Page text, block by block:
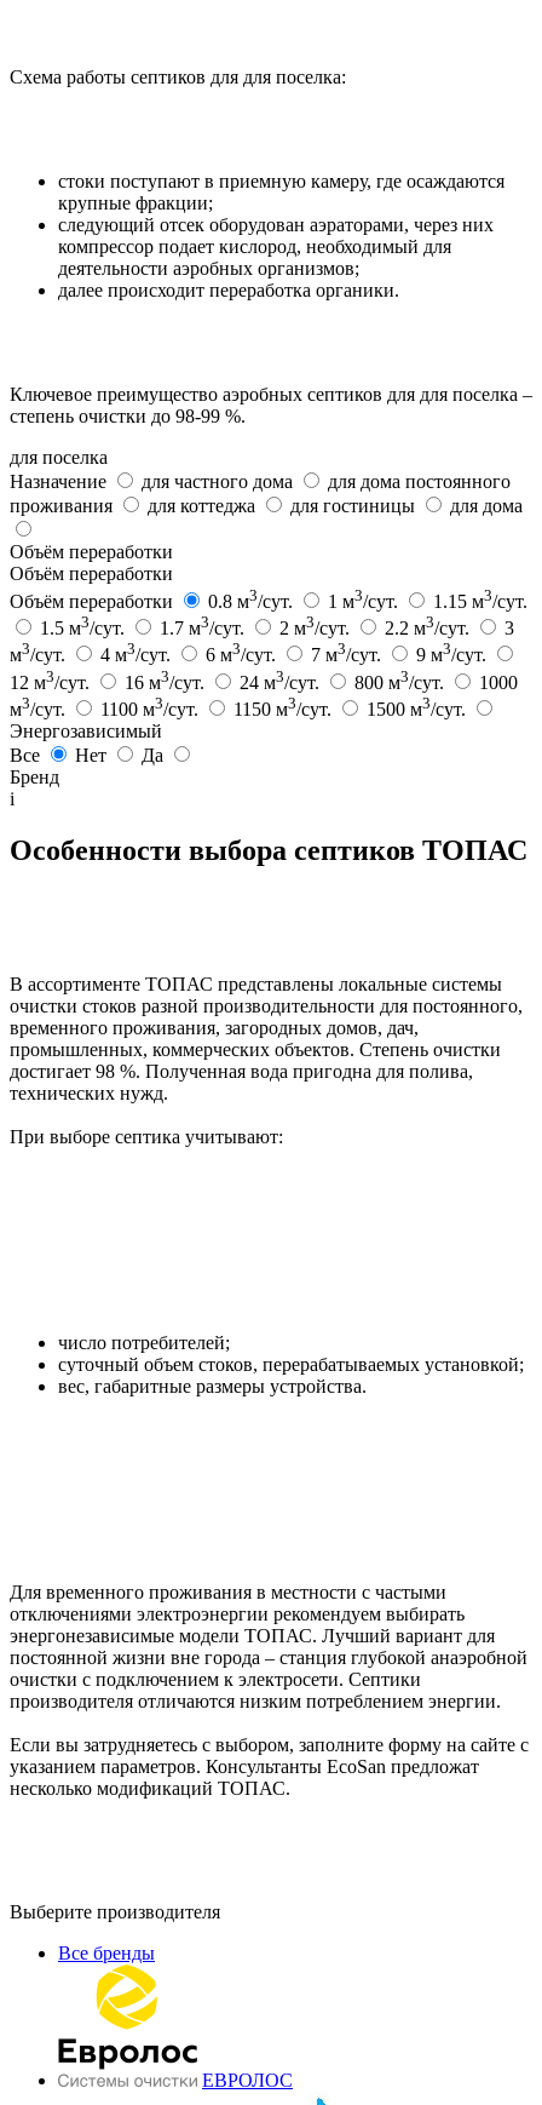
Схема работы септиков для для поселка:
стоки поступают в приемную камеру, где осаждаются
крупные фракции;
следующий отсек оборудован аэраторами, через них
компрессор подает кислород, необходимый для
деятельности аэробных организмов;
далее происходит переработка органики.
Ключевое преимущество аэробных септиков для для поселка –
степень очистки до 98-99 %.
для поселка
Назначение
для частного дома
для дома постоянного
проживания
для коттеджа для гостиницы для дома
Объём переработки
Объём переработки
Объём переработки
0.8 м3/сут. 1 м3/сут. 1.15 м3/сут.
1.5 м3/сут. 1.7 м3/сут. 2 м3/сут. 2.2 м3/сут.
3
м3/сут. 4 м3/сут. 6 м3/сут. 7 м3/сут. 9 м3/сут.
12 м3/сут. 16 м3/сут. 24 м3/сут. 800 м3/сут.
1000
м3/сут. 1100 м3/сут. 1150 м3/сут. 1500 м3/сут.
Энергозависимый
Все
Нет
Да
Бренд
i
Особенности выбора септиков ТОПАС
В ассортименте ТОПАС представлены локальные системы
очистки стоков разной производительности для постоянного,
временного проживания, загородных домов, дач,
промышленных, коммерческих объектов. Степень очистки
достигает 98 %. Полученная вода пригодна для полива,
технических нужд.
При выборе септика учитывают:
число потребителей;
суточный объем стоков, перерабатываемых установкой;
вес, габаритные размеры устройства.
Для временного проживания в местности с частыми
отключениями электроэнергии рекомендуем выбирать
энергонезависимые модели ТОПАС. Лучший вариант для
постоянной жизни вне города – станция глубокой анаэробной
очистки с подключением к электросети. Септики
производителя отличаются низким потреблением энергии.
Если вы затрудняетесь с выбором, заполните форму на сайте с
указанием параметров. Консультанты EcoSan предложат
несколько модификаций ТОПАС.
Выберите производителя
Все бренды
ЕВРОЛОС